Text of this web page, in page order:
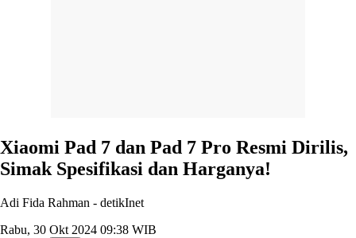
Xiaomi Pad 7 dan Pad 7 Pro Resmi Dirilis,
Simak Spesifikasi dan Harganya!
Adi Fida Rahman - detikInet
Rabu, 30 Okt 2024 09:38 WIB